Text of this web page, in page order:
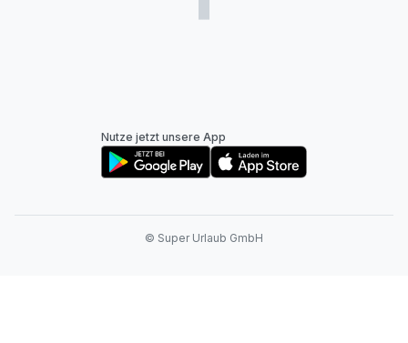
Nutze jetzt unsere App
© Super Urlaub GmbH